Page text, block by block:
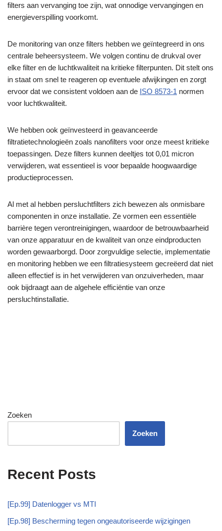
filters aan vervanging toe zijn, wat onnodige vervangingen en
energieverspilling voorkomt.
De monitoring van onze filters hebben we geïntegreerd in ons
centrale beheersysteem. We volgen continu de drukval over
elke filter en de luchtkwaliteit na kritieke filterpunten. Dit stelt ons
in staat om snel te reageren op eventuele afwijkingen en zorgt
ervoor dat we consistent voldoen aan de ISO 8573-1 normen
voor luchtkwaliteit.
We hebben ook geïnvesteerd in geavanceerde
filtratietechnologieën zoals nanofilters voor onze meest kritieke
toepassingen. Deze filters kunnen deeltjes tot 0,01 micron
verwijderen, wat essentieel is voor bepaalde hoogwaardige
productieprocessen.
Al met al hebben persluchtfilters zich bewezen als onmisbare
componenten in onze installatie. Ze vormen een essentiële
barrière tegen verontreinigingen, waardoor de betrouwbaarheid
van onze apparatuur en de kwaliteit van onze eindproducten
worden gewaarborgd. Door zorgvuldige selectie, implementatie
en monitoring hebben we een filtratiesysteem gecreëerd dat niet
alleen effectief is in het verwijderen van onzuiverheden, maar
ook bijdraagt aan de algehele efficiëntie van onze
persluchtinstallatie.
Zoeken
Zoeken
Recent Posts
[Ep.99] Datenlogger vs MTI
[Ep.98] Bescherming tegen ongeautoriseerde wijzigingen